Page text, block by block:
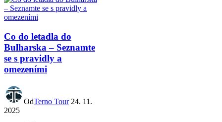
Co do letadla do
Bulharska – Seznamte
se s pravidly a
omezeními
OdTerno Tour 24. 11.
2025